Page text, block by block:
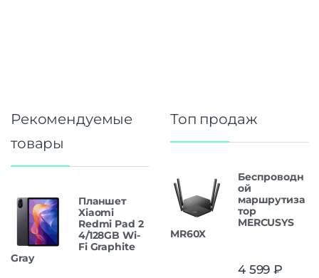
Рекомендуемые
товары
Планшет
Xiaomi
Redmi Pad 2
4/128GB Wi-
Fi Graphite
Gray
Топ продаж
Беспроводн
ой
маршрутиза
тор
MERCUSYS
MR60X
4 599 ₽